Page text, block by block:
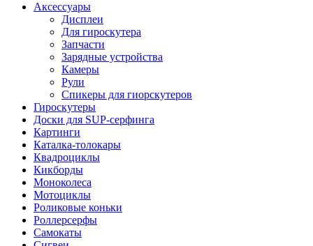
Аксессуары
Дисплеи
Для гироскутера
Запчасти
Зарядные устройства
Камеры
Рули
Спикеры для гиорскутеров
Гироскутеры
Доски для SUP-серфинга
Картинги
Каталка-толокары
Квадроциклы
Кикборды
Моноколеса
Мотоциклы
Роликовые коньки
Роллерсерфы
Самокаты